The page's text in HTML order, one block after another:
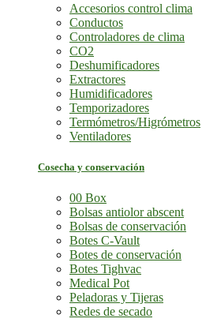
Accesorios control clima
Conductos
Controladores de clima
CO2
Deshumificadores
Extractores
Humidificadores
Temporizadores
Termómetros/Higrómetros
Ventiladores
Cosecha y conservación
00 Box
Bolsas antiolor abscent
Bolsas de conservación
Botes C-Vault
Botes de conservación
Botes Tighvac
Medical Pot
Peladoras y Tijeras
Redes de secado